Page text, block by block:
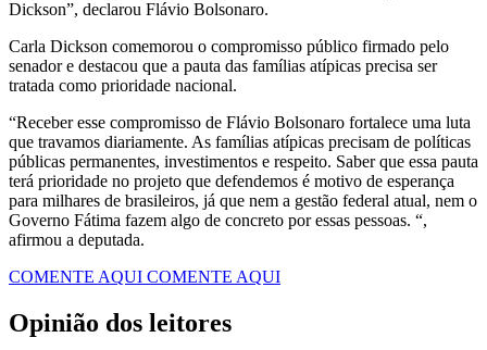
Dickson”, declarou Flávio Bolsonaro.
Carla Dickson comemorou o compromisso público firmado pelo
senador e destacou que a pauta das famílias atípicas precisa ser
tratada como prioridade nacional.
“Receber esse compromisso de Flávio Bolsonaro fortalece uma luta
que travamos diariamente. As famílias atípicas precisam de políticas
públicas permanentes, investimentos e respeito. Saber que essa pauta
terá prioridade no projeto que defendemos é motivo de esperança
para milhares de brasileiros, já que nem a gestão federal atual, nem o
Governo Fátima fazem algo de concreto por essas pessoas. “,
afirmou a deputada.
COMENTE AQUI COMENTE AQUI
Opinião dos leitores